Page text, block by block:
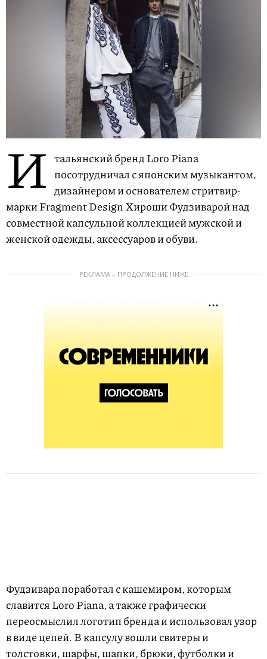
И тальянский бренд Loro Piana
посотрудничал с японским музыкантом,
дизайнером и основателем стритвир-
марки Fragment Design Хироши Фудзиварой над
совместной капсульной коллекцией мужской и
женской одежды, аксессуаров и обуви.
РЕКЛАМА – ПРОДОЛЖЕНИЕ НИЖЕ
Фудзивара поработал с кашемиром, которым
славится Loro Piana, а также графически
переосмыслил логотип бренда и использовал узор
в виде цепей. В капсулу вошли свитеры и
толстовки, шарфы, шапки, брюки, футболки и